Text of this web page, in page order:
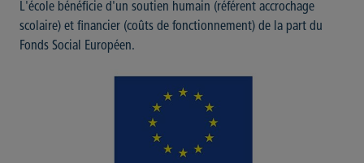
L'école bénéficie d'un soutien humain (référent accrochage
scolaire) et financier (coûts de fonctionnement) de la part du
Fonds Social Européen.